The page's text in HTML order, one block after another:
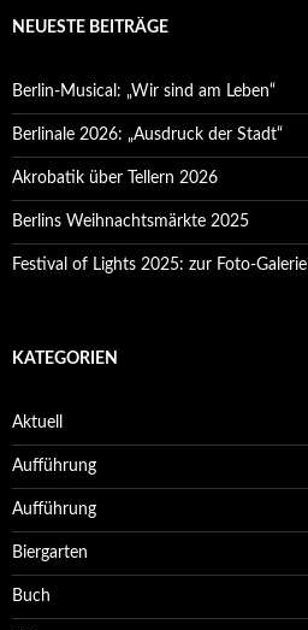
NEUESTE BEITRÄGE
Berlin-Musical: „Wir sind am Leben“
Berlinale 2026: „Ausdruck der Stadt“
Akrobatik über Tellern 2026
Berlins Weihnachtsmärkte 2025
Festival of Lights 2025: zur Foto-Galerie
KATEGORIEN
Aktuell
Aufführung
Aufführung
Biergarten
Buch